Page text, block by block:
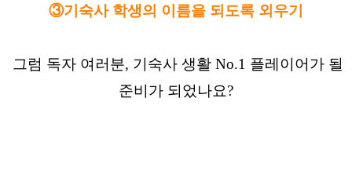
③기숙사 학생의 이름을 되도록 외우기
그럼 독자 여러분, 기숙사 생활 No.1 플레이어가 될
준비가 되었나요?